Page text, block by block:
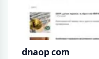
dnaop com